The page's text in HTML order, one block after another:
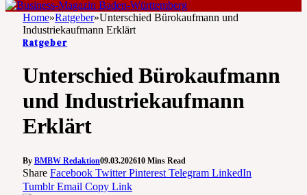
Home»Ratgeber»Unterschied Bürokaufmann und
Industriekaufmann Erklärt
Ratgeber
Unterschied Bürokaufmann
und Industriekaufmann
Erklärt
By BMBW Redaktion09.03.202610 Mins Read
Share Facebook Twitter Pinterest Telegram LinkedIn
Tumblr Email Copy Link